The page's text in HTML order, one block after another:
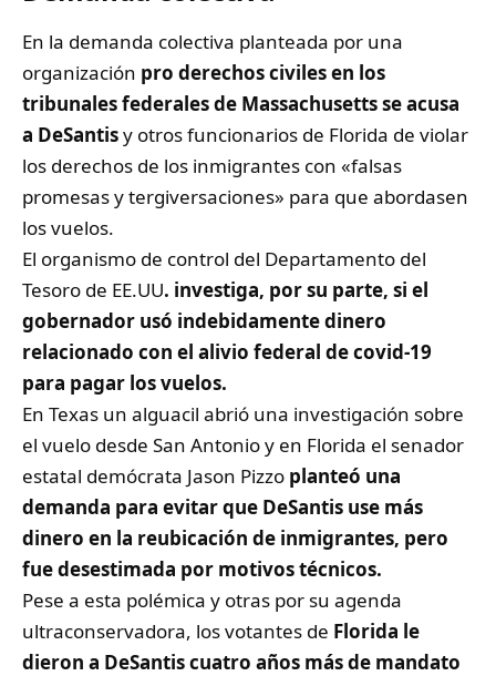
En la demanda colectiva planteada por una
organización pro derechos civiles en los
tribunales federales de Massachusetts se acusa
a DeSantisy otros funcionarios de Florida de violar
los derechos de los inmigrantes con «falsas
promesas y tergiversaciones» para que abordasen
los vuelos.
El organismo de control del Departamento del
Tesoro de EE.UU. investiga, por su parte, si el
gobernador usó indebidamente dinero
relacionado con el alivio federal de covid-19
para pagar los vuelos.
En Texas un alguacil abrió una investigación sobre
el vuelo desde San Antonio y en Florida el senador
estatal demócrata Jason Pizzo planteó una
demanda para evitar que DeSantis use más
dinero en la reubicación de inmigrantes, pero
fue desestimada por motivos técnicos.
Pese a esta polémica y otras por su agenda
ultraconservadora, los votantes de Florida le
dieron a DeSantis cuatro años más de mandato